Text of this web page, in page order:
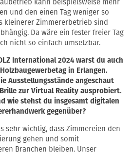
kann beispielsweise mehr
und den einen Tag weniger so
kleinerer Zimmererbetrieb sind
Da wäre ein fester freier Tag
nicht so einfach umsetzbar.
International 2024 warst du auch
in Erlangen.
Ausstellungsstände angeschaut
zur Virtual Reality ausprobiert.
wie stehst du insgesamt digitalen
gegenüber?
sehr wichtig, dass Zimmereien den
gehen und somit
Branchen bleiben. Unser